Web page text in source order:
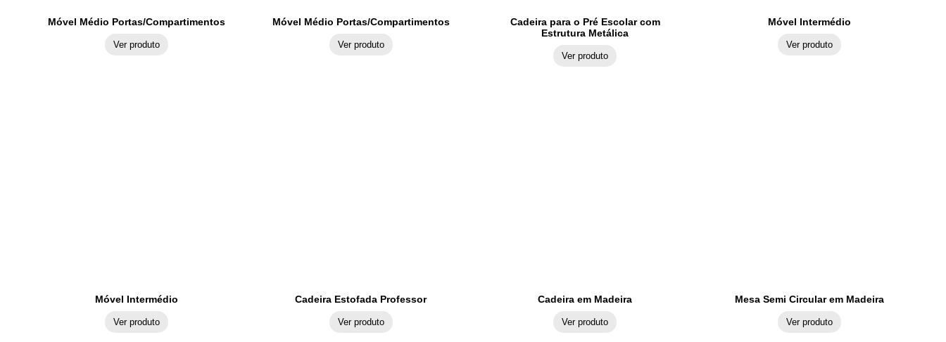
Móvel Médio Portas/Compartimentos
Ver produto
Móvel Médio Portas/Compartimentos
Ver produto
Cadeira para o Pré Escolar com
Estrutura Metálica
Ver produto
Móvel Intermédio
Ver produto
Móvel Intermédio
Ver produto
Cadeira Estofada Professor
Ver produto
Cadeira em Madeira
Ver produto
Mesa Semi Circular em Madeira
Ver produto